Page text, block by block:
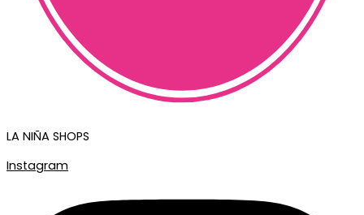
LA NIÑA SHOPS
Instagram